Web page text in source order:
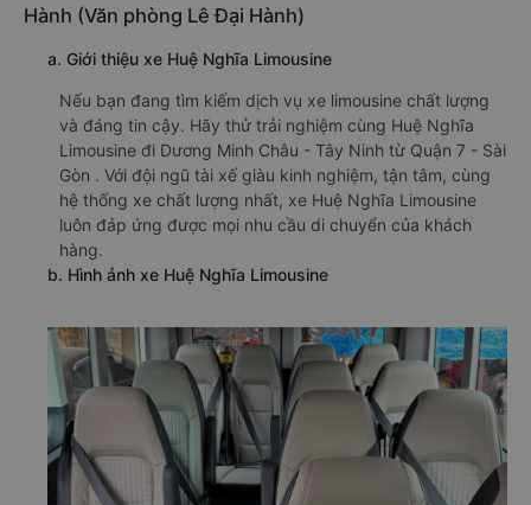
Hành (Văn phòng Lê Đại Hành)
a. Giới thiệu xe Huệ Nghĩa Limousine
Nếu bạn đang tìm kiếm dịch vụ xe limousine chất lượng
và đáng tin cậy. Hãy thử trải nghiệm cùng Huệ Nghĩa
Limousine đi Dương Minh Châu - Tây Ninh từ Quận 7 - Sài
Gòn . Với đội ngũ tài xế giàu kinh nghiệm, tận tâm, cùng
hệ thống xe chất lượng nhất, xe Huệ Nghĩa Limousine
luôn đáp ứng được mọi nhu cầu di chuyển của khách
hàng.
b. Hình ảnh xe Huệ Nghĩa Limousine